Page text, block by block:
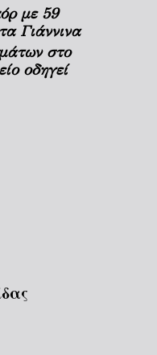
με 59
Γιάννινα
στο
οδηγεί